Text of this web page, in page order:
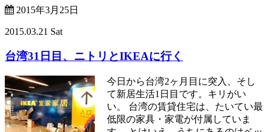
2015年3月25日
2015.03.21 Sat
台湾31日目、ニトリとIKEAに行く
今日から台湾2ヶ月目に突入、そし
て新居生活1日目です。キリがい
い。 台湾の賃貸住宅は、たいてい最
低限の家具・家電が付属していま